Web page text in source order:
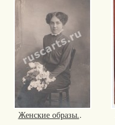
Женские образы..